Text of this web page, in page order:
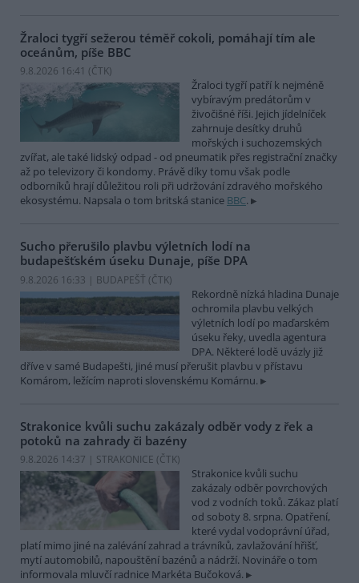
Žraloci tygří sežerou téměř cokoli, pomáhají tím ale
oceánům, píše BBC
9.8.2026 16:41 (ČTK)
Žraloci tygří patří k nejméně
vybíravým predátorům v
živočišné říši. Jejich jídelníček
zahrnuje desítky druhů
mořských i suchozemských
zvířat, ale také lidský odpad - od pneumatik přes registrační značky
až po televizory či kondomy. Právě díky tomu však podle
odborníků hrají důležitou roli při udržování zdravého mořského
ekosystému. Napsala o tom britská stanice BBC.
Sucho přerušilo plavbu výletních lodí na
budapešťském úseku Dunaje, píše DPA
9.8.2026 16:33 | BUDAPEŠŤ (ČTK)
Rekordně nízká hladina Dunaje
ochromila plavbu velkých
výletních lodí po maďarském
úseku řeky, uvedla agentura
DPA. Některé lodě uvázly již
dříve v samé Budapešti, jiné musí přerušit plavbu v přístavu
Komárom, ležícím naproti slovenskému Komárnu.
Strakonice kvůli suchu zakázaly odběr vody z řek a
potoků na zahrady či bazény
9.8.2026 14:37 | STRAKONICE (ČTK)
Strakonice kvůli suchu
zakázaly odběr povrchových
vod z vodních toků. Zákaz platí
od soboty 8. srpna. Opatření,
které vydal vodoprávní úřad,
platí mimo jiné na zalévání zahrad a trávníků, zavlažování hřišť,
mytí automobilů, napouštění bazénů a nádrží. Novináře o tom
informovala mluvčí radnice Markéta Bučoková.